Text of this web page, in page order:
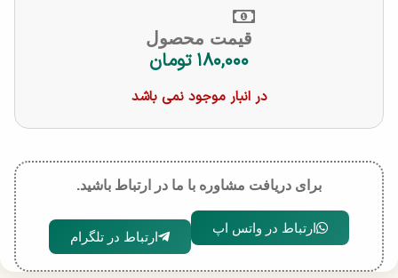
قیمت محصول
۱۸۰,۰۰۰ تومان
در انبار موجود نمی باشد
برای دریافت مشاوره با ما در ارتباط باشید.
ارتباط در واتس اپ
ارتباط در تلگرام